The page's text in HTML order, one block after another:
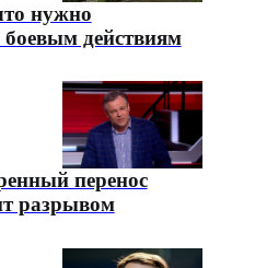
нужно
боевым действиям
перенос
разрывом